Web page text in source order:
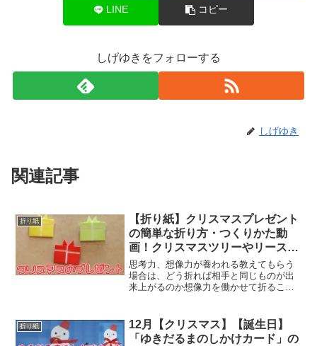
LINE コピー
しげゆきをフォローする
しげゆき
関連記事
折り紙
【折り紙】クリスマスプレゼント
の簡単な折り方・つくりかた動
画！クリスマスツリーやリースの
飾りにも [Origami present
box]
思考力、想像力が養われる教えてもらう
場合は、どう折れば相手と同じものが出
来上がるのか想像力を働かせて折ること
どうすればいいのか」を考えるようにな
り、折り紙の折り方や完...
折り紙
12月【クリスマス】【誕生日】
「ゆきだるまのしかけカード」の